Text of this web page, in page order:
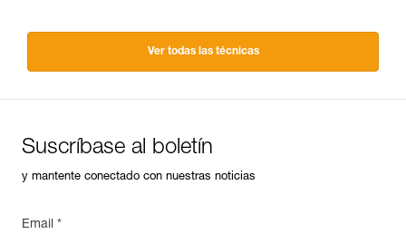
Ver todas las técnicas
Suscríbase al boletín
y mantente conectado con nuestras noticias
Email *